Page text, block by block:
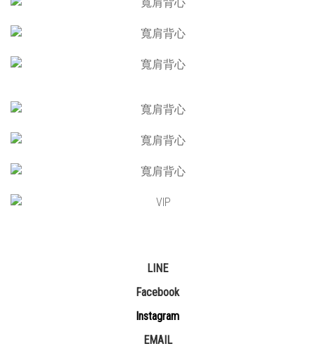
LINE
Facebook
Instagram
EMAIL